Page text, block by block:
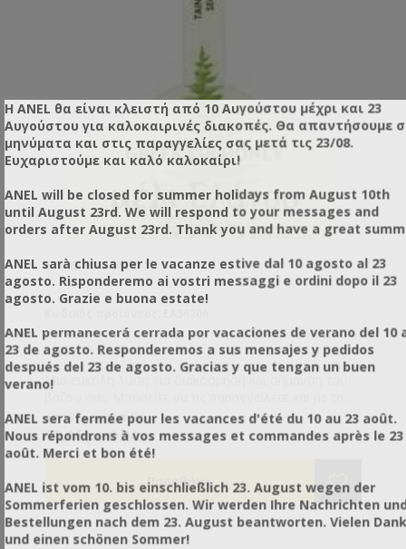
ΕΤΙΚΈΤΕΣ ΈΛΑΤΟ 1
Μια εύκολη λύση για διακόσμηση και σήμανση του
στοιχεία σας εκτυπωμένα, καθώς και ημερομηνία
παραγωγής, λήξης και καθαρό βάρος.
€0,13 χωρίς ΦΠΑ
€0,16 με ΦΠΑ
Η ANEL θα είναι κλειστή από 10 Αυγούστου μέχρι και 23
Αυγούστου για καλοκαιρινές διακοπές. Θα απαντήσουμε
μηνύματα και στις παραγγελίες σας μετά τις 23/08.
Ευχαριστούμε και καλό καλοκαίρι!
ANEL will be closed for summer holidays from August 10th
until August 23rd. We will respond to your messages and
orders after August 23rd. Thank you and have a great
ANEL sarà chiusa per le vacanze estive dal 10 agosto al 23
agosto. Risponderemo ai vostri messaggi e ordini dopo il 23
agosto. Grazie e buona estate!
ANEL permanecerá cerrada por vacaciones de verano del 10
23 de agosto. Responderemos a sus mensajes y pedidos
después del 23 de agosto. Gracias y que tengan un buen
verano!
ANEL sera fermée pour les vacances d'été du 10 au 23 août.
Nous répondrons à vos messages et commandes après le 23
août. Merci et bon été!
ANEL ist vom 10. bis einschließlich 23. August wegen der
Sommerferien geschlossen. Wir werden Ihre Nachrichten
Bestellungen nach dem 23. August beantworten. Vielen Dank
und einen schönen Sommer!